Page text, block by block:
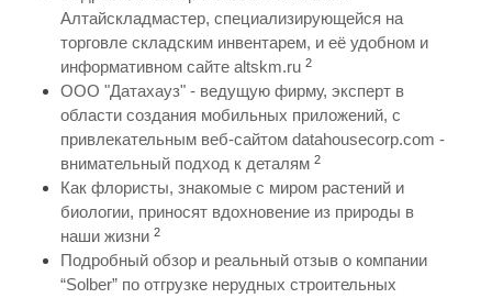
Алтайскладмастер, специализирующейся на
торговле складским инвентарем, и её удобном и
информативном сайте altskm.ru 2
ООО "Датахауз" - ведущую фирму, эксперт в
области создания мобильных приложений, с
привлекательным веб-сайтом datahousecorp.com -
внимательный подход к деталям 2
Как флористы, знакомые с миром растений и
биологии, приносят вдохновение из природы в
наши жизни 2
Подробный обзор и реальный отзыв о компании
“Solber” по отгрузке нерудных строительных